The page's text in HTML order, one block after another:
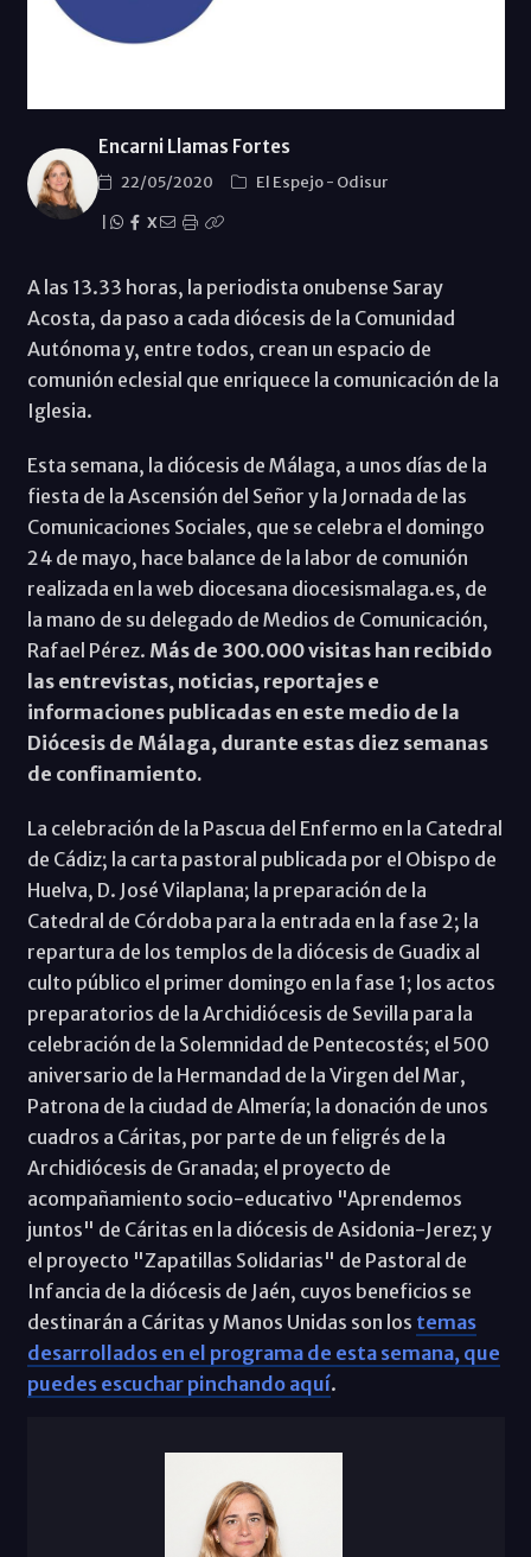
Encarni Llamas Fortes
22/05/2020 El Espejo- Odisur
X
A las 13.33 horas, la periodista onubense Saray
Acosta, da paso a cada diócesis de la Comunidad
Autónoma y, entre todos, crean un espacio de
comunión eclesial que enriquece la comunicación de la
Iglesia.
Esta semana, la diócesis de Málaga, a unos días de la
fiesta de la Ascensión del Señor y la Jornada de las
Comunicaciones Sociales, que se celebra el domingo
24 de mayo, hace balance de la labor de comunión
realizada en la web diocesana diocesismalaga.es, de
la mano de su delegado de Medios de Comunicación,
Rafael Pérez. Más de 300.000 visitas han recibido
las entrevistas, noticias, reportajes e
informaciones publicadas en este medio de la
Diócesis de Málaga, durante estas diez semanas
de confinamiento.
La celebración de la Pascua del Enfermo en la Catedral
de Cádiz; la carta pastoral publicada por el Obispo de
Huelva, D. José Vilaplana; la preparación de la
Catedral de Córdoba para la entrada en la fase 2; la
repartura de los templos de la diócesis de Guadix al
culto público el primer domingo en la fase 1; los actos
preparatorios de la Archidiócesis de Sevilla para la
celebración de la Solemnidad de Pentecostés; el 500
aniversario de la Hermandad de la Virgen del Mar,
Patrona de la ciudad de Almería; la donación de unos
cuadros a Cáritas, por parte de un feligrés de la
Archidiócesis de Granada; el proyecto de
acompañamiento socio-educativo "Aprendemos
juntos" de Cáritas en la diócesis de Asidonia-Jerez; y
el proyecto "Zapatillas Solidarias" de Pastoral de
Infancia de la diócesis de Jaén, cuyos beneficios se
destinarán a Cáritas y Manos Unidas son los temas
desarrollados en el programa de esta semana, que
puedes escuchar pinchando aquí.